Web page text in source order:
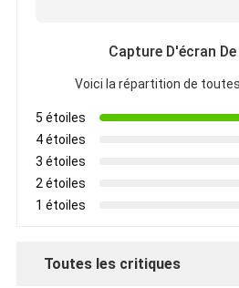
Capture D'écran
Voici la répartition de
5 étoiles
4 étoiles
3 étoiles
2 étoiles
1 étoiles
Toutes les critiques